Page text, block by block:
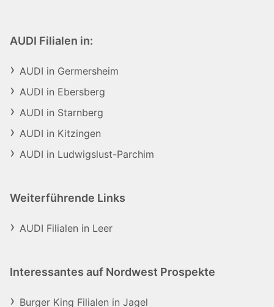
AUDI Filialen in:
AUDI in Germersheim
AUDI in Ebersberg
AUDI in Starnberg
AUDI in Kitzingen
AUDI in Ludwigslust-Parchim
Weiterführende Links
AUDI Filialen in Leer
Interessantes auf Nordwest Prospekte
Burger King Filialen in Jagel